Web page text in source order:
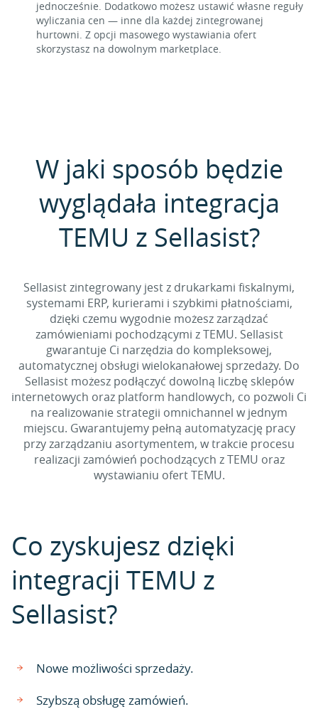
jednocześnie. Dodatkowo możesz ustawić własne reguły
wyliczania cen — inne dla każdej zintegrowanej
hurtowni. Z opcji masowego wystawiania ofert
skorzystasz na dowolnym marketplace.
W jaki sposób będzie
wyglądała integracja
TEMU z Sellasist?
Sellasist zintegrowany jest z drukarkami fiskalnymi,
systemami ERP, kurierami i szybkimi płatnościami,
dzięki czemu wygodnie możesz zarządzać
zamówieniami pochodzącymi z TEMU. Sellasist
gwarantuje Ci narzędzia do kompleksowej,
automatycznej obsługi wielokanałowej sprzedaży. Do
Sellasist możesz podłączyć dowolną liczbę sklepów
internetowych oraz platform handlowych, co pozwoli Ci
na realizowanie strategii omnichannel w jednym
miejscu. Gwarantujemy pełną automatyzację pracy
przy zarządzaniu asortymentem, w trakcie procesu
realizacji zamówień pochodzących z TEMU oraz
wystawianiu ofert TEMU.
Co zyskujesz dzięki
integracji TEMU z
Sellasist?
Nowe możliwości sprzedaży.
Szybszą obsługę zamówień.